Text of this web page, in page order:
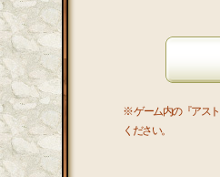
※ ゲーム内の『アス
ください。